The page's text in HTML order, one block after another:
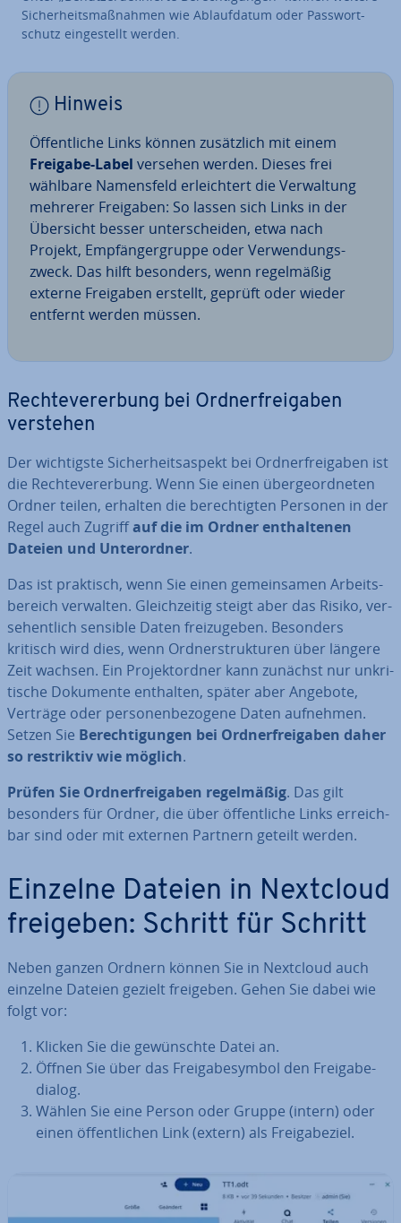
Si­cher­heits­maß­nah­men wie Ab­lauf­da­tum oder Pass­wort­
schutz ein­ge­stellt werden.
Hinweis
Öf­fent­li­che Links können zu­sätz­lich mit einem
Freigabe-Label versehen werden. Dieses frei
wählbare Na­mens­feld er­leich­tert die Ver­wal­tung
mehrerer Freigaben: So lassen sich Links in der
Übersicht besser un­ter­schei­den, etwa nach
Projekt, Emp­fän­ger­grup­pe oder Ver­wen­dungs­
zweck. Das hilft besonders, wenn re­gel­mä­ßig
externe Freigaben erstellt, geprüft oder wieder
entfernt werden müssen.
Rech­te­ver­er­bung bei Ord­ner­frei­ga­ben
verstehen
Der wich­tigs­te Si­cher­heits­aspekt bei Ord­ner­frei­ga­ben ist
die Rech­te­ver­er­bung. Wenn Sie einen über­ge­ord­ne­ten
Ordner teilen, erhalten die be­rech­tig­ten Personen in der
Regel auch Zugriffauf die im Ordner ent­hal­te­nen
Dateien und Un­ter­ord­ner.
Das ist praktisch, wenn Sie einen ge­mein­sa­men Ar­beits­
be­reich verwalten. Gleich­zei­tig steigt aber das Risiko, ver­
se­hent­lich sensible Daten frei­zu­ge­ben. Besonders
kritisch wird dies, wenn Ord­ner­struk­tu­ren über längere
Zeit wachsen. Ein Pro­jekt­ord­ner kann zunächst nur un­kri­
ti­sche Dokumente enthalten, später aber Angebote,
Verträge oder per­so­nen­be­zo­ge­ne Daten aufnehmen.
Setzen Sie Be­rech­ti­gun­gen bei Ord­ner­frei­ga­ben daher
so re­strik­tiv wie möglich.
Prüfen Sie Ord­ner­frei­ga­ben re­gel­mä­ßig. Das gilt
besonders für Ordner, die über öf­fent­li­che Links er­reich­
bar sind oder mit externen Partnern geteilt werden.
Einzelne Dateien in Nextcloud
freigeben: Schritt für Schritt
Neben ganzen Ordnern können Sie in Nextcloud auch
einzelne Dateien gezielt freigeben. Gehen Sie dabei wie
folgt vor:
Klicken Sie die ge­wünsch­te Datei an.
Öffnen Sie über das Frei­ga­be­sym­bol den Frei­ga­be­
dia­log.
Wählen Sie eine Person oder Gruppe (intern) oder
einen öf­fent­li­chen Link (extern) als Frei­ga­be­ziel.